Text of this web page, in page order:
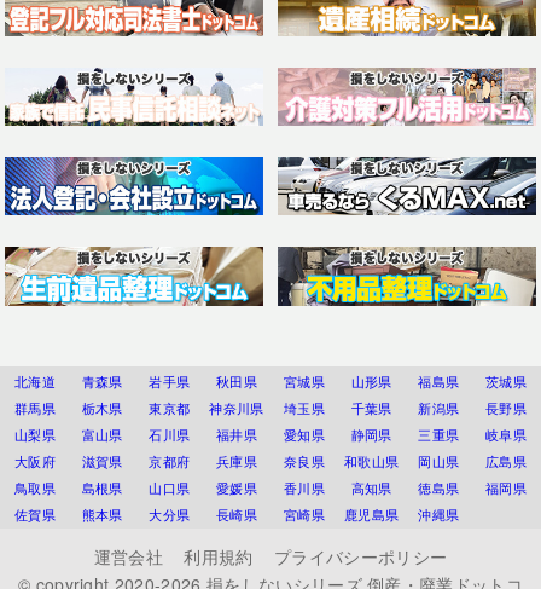
北海道 青森県 岩手県 秋田県 宮城県 山形県 福島県
茨城県
群馬県
栃木県 東京都 神奈川県 埼玉県 千葉県 新潟県
長野県
山梨県
富山県 石川県 福井県 愛知県 静岡県 三重県
岐阜県
大阪府
滋賀県 京都府 兵庫県 奈良県 和歌山県 岡山県
広島県
鳥取県
島根県 山口県 愛媛県 香川県 高知県 徳島県
福岡県
佐賀県
熊本県 大分県 長崎県 宮崎県 鹿児島県 沖縄県
運営会社 利用規約
プライバシーポリシー
© copyright 2020-2026 損をしないシリーズ 倒産・廃業ドットコ